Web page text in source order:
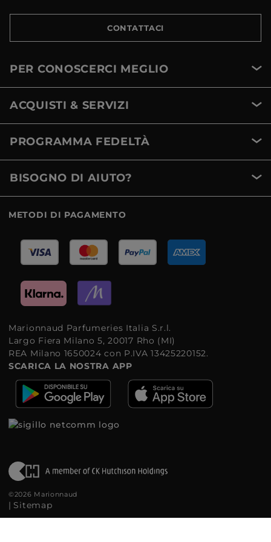
CONTATTACI
PER CONOSCERCI MEGLIO
ACQUISTI & SERVIZI
PROGRAMMA FEDELTÀ
BISOGNO DI AIUTO?
METODI DI PAGAMENTO
Marionnaud Parfumeries Italia S.r.l.
Largo Fiera Milano 5, 20017 Rho (MI)
REA Milano 1650024 con P.IVA 13425220152.
SCARICA LA NOSTRA APP
©2026 Marionnaud
| Sitemap